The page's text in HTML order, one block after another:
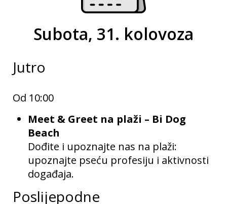
Subota, 31. kolovoza
Jutro
Od 10:00
Meet & Greet na plaži – Bi Dog
Beach
Dođite i upoznajte nas na plaži:
upoznajte pseću profesiju i aktivnosti
događaja.
Poslijepodne